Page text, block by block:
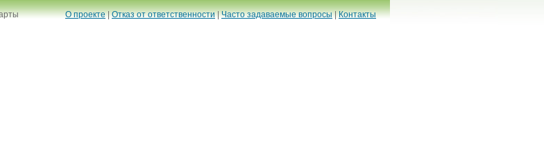
О проекте|Отказ от ответственности|Часто задаваемые вопросы|Контакты